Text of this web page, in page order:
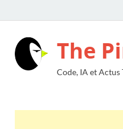
The
Code, IA et Actus